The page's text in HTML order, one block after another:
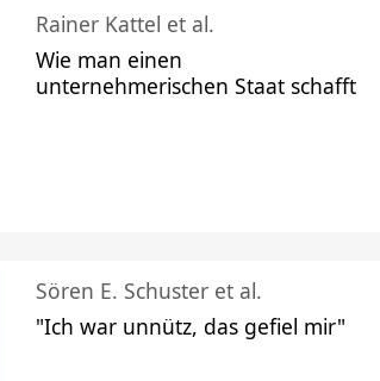
Rainer Kattel et al.
Wie man einen
unternehmerischen Staat schafft
Sören E. Schuster et al.
"Ich war unnütz, das gefiel mir"